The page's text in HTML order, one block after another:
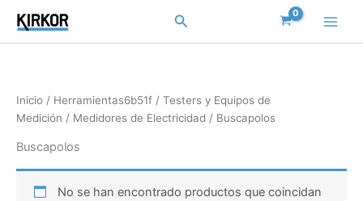
contenido
Buscar
Inicio / Herramientas6b51f / Testers y Equipos de
Medición / Medidores de Electricidad / Buscapolos
Buscapolos
No se han encontrado productos que coincidan